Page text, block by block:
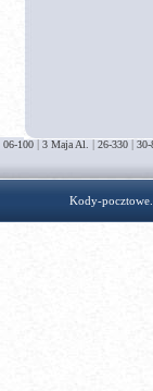
06-100|3 Maja Al. |26-330|30-
Kody-